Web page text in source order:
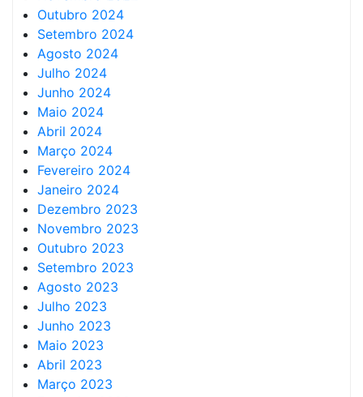
Outubro 2024
Setembro 2024
Agosto 2024
Julho 2024
Junho 2024
Maio 2024
Abril 2024
Março 2024
Fevereiro 2024
Janeiro 2024
Dezembro 2023
Novembro 2023
Outubro 2023
Setembro 2023
Agosto 2023
Julho 2023
Junho 2023
Maio 2023
Abril 2023
Março 2023